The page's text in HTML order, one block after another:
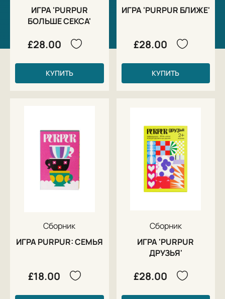
ИГРА 'PURPUR
БОЛЬШЕ СЕКСА'
£28.00
КУПИТЬ
ИГРА 'PURPUR БЛИЖЕ'
£28.00
КУПИТЬ
Сборник
ИГРА PURPUR: CЕМЬЯ
£18.00
Сборник
ИГРА 'PURPUR
ДРУЗЬЯ'
£28.00